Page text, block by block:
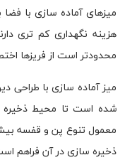
میزهای آماده سازی با
هزینه نگهداری کم تری
محدودتر است از فریزها
میز آماده سازی با طراحی
شده است تا محیط ذخیره
معمول تنوع پن و قفسه
ذخیره سازی در آن فراهم